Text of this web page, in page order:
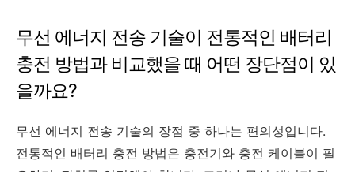
무선 에너지 전송 기술이 전통적인 배터리
충전 방법과 비교했을 때 어떤 장단점이 있
을까요?
무선 에너지 전송 기술의 장점 중 하나는 편의성입니다.
전통적인 배터리 충전 방법은 충전기와 충전 케이블이 필